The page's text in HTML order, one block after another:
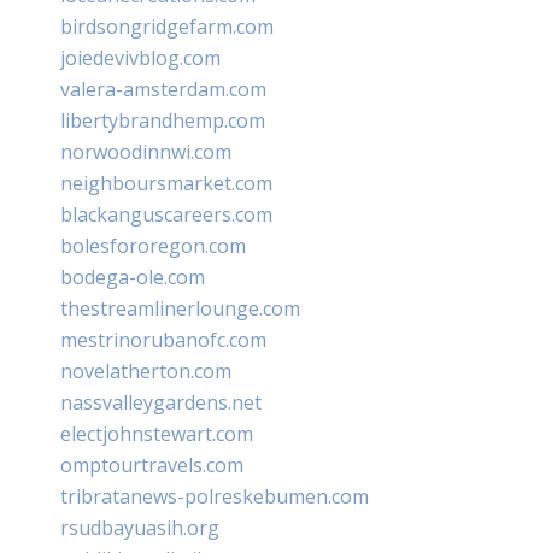
birdsongridgefarm.com
joiedevivblog.com
valera-amsterdam.com
libertybrandhemp.com
norwoodinnwi.com
neighboursmarket.com
blackanguscareers.com
bolesfororegon.com
bodega-ole.com
thestreamlinerlounge.com
mestrinorubanofc.com
novelatherton.com
nassvalleygardens.net
electjohnstewart.com
omptourtravels.com
tribratanews-polreskebumen.com
rsudbayuasih.org